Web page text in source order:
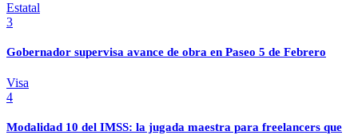
Estatal
3
Gobernador supervisa avance de obra en Paseo 5 de Febrero
Visa
4
Modalidad 10 del IMSS: la jugada maestra para freelancers que